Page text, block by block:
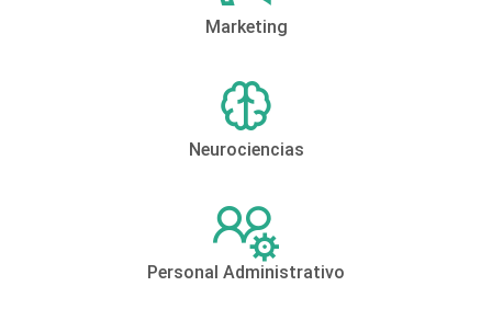
Marketing
Neurociencias
Personal Administrativo